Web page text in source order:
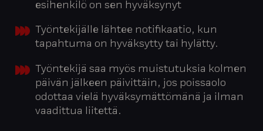
esihenkilö on sen hyväksynyt
Työntekijälle lähtee notifikaatio, kun
tapahtuma on hyväksytty tai hylätty.
Työntekijä saa myös muistutuksia kolmen
päivän jälkeen päivittäin, jos poissaolo
odottaa vielä hyväksymättömänä ja ilman
vaadittua liitettä.